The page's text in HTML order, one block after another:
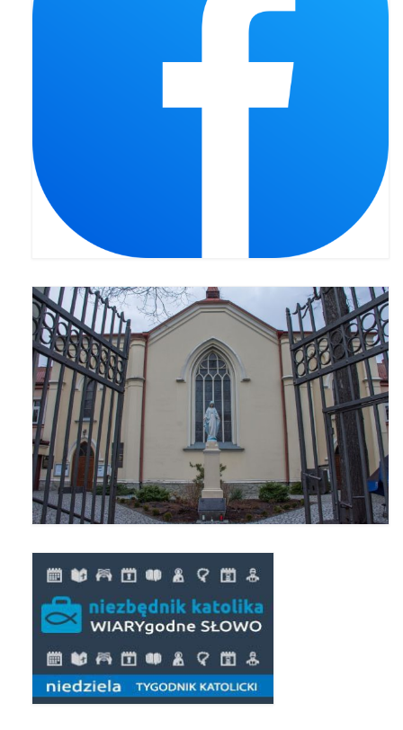
Złoty Jubileusz
Pasterka 2021
Odpust 2021
Kościół Stacyjny Wielkiego Postu 2021
Pierwsza Komunia Święta
Pierwsza Komunia Święta – Grupa 1
Pierwsza Komunia Święta – Grupa 2
Pierwsza Komunia Święta – Grupa 3
Boże Ciało
Galerie 2020
Wizytacja Kanoniczna 21.06.2020
Boże Ciało 2020
GODZINA ŚWIĘTA W ŚWIĘTO